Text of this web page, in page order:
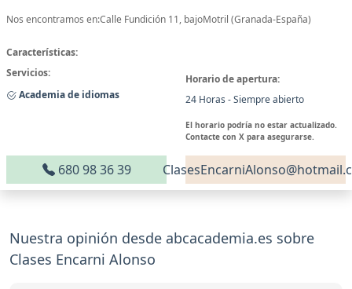
Nos encontramos en:Calle Fundición 11, bajoMotril (Granada-España)
Características:
Servicios:
Academia de idiomas
Horario de apertura:
24 Horas - Siempre abierto
El horario podría no estar actualizado.
Contacte con X para asegurarse.
680 98 36 39
Nuestra opinión desde abcacademia.es sobre
Clases Encarni Alonso